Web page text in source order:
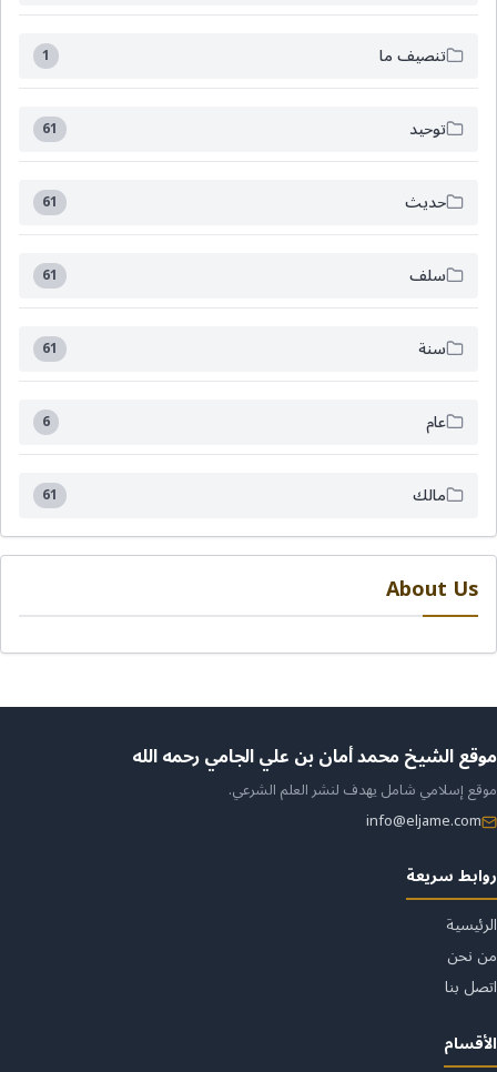
تنصيف ما 1
توحيد 61
حديث 61
سلف 61
سنة 61
عام 6
مالك 61
About Us
عن
الموقع
موقع الشيخ محمد أمان بن علي الجامي رحمه الله
موقع إسلامي شامل يهدف لنشر العلم الشرعي.
info@eljame.com
روابط سريعة
الرئيسية
من نحن
اتصل بنا
الأقسام